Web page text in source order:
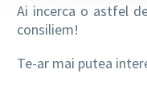
Ai incerca o astfel
consiliem!
Te-ar mai putea